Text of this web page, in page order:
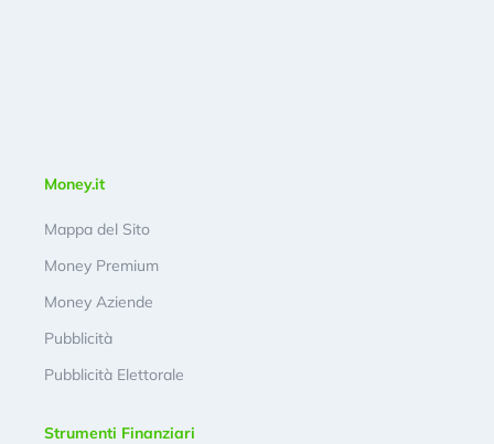
Money.it
Mappa del Sito
Money Premium
Money Aziende
Pubblicità
Pubblicità Elettorale
Strumenti Finanziari